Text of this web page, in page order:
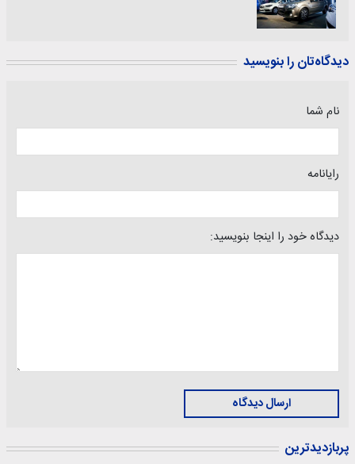
دیدگاه‌تان را بنویسید
نام شما
رایانامه
دیدگاه خود را اینجا بنویسید:
ارسال دیدگاه
پربازدیدترین